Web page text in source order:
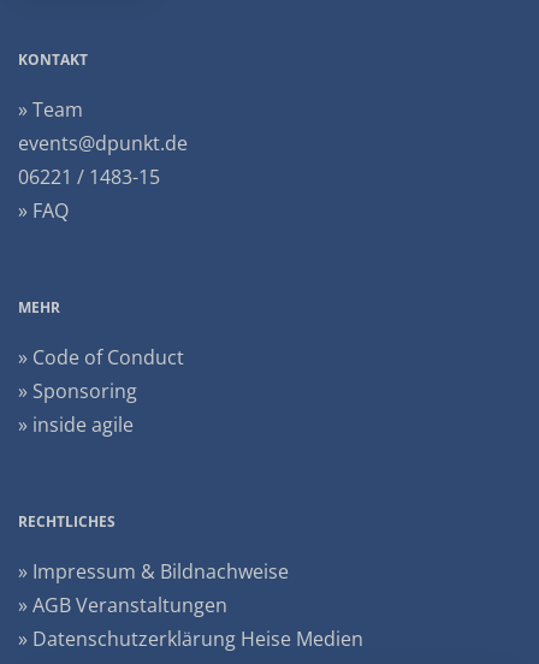
KONTAKT
» Team
events@dpunkt.de
06221 / 1483-15
» FAQ
MEHR
» Code of Conduct
» Sponsoring
» inside agile
RECHTLICHES
» Impressum & Bildnachweise
» AGB Veranstaltungen
» Datenschutzerklärung Heise Medien